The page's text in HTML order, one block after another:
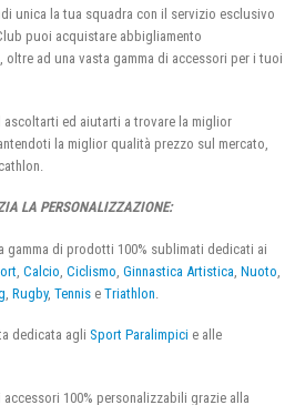
unica la tua squadra con il servizio esclusivo
puoi acquistare abbigliamento
ad una vasta gamma di accessori per i tuoi
ascoltarti ed aiutarti a trovare la miglior
la miglior qualità prezzo sul mercato,
LA PERSONALIZZAZIONE:
gamma di prodotti 100% sublimati dedicati ai
Calcio Ciclismo Ginnastica Artistica Nuoto
Rugby, Tennis e Triathlon
dedicata agli Sport Paralimpici e alle
100% personalizzabili grazie alla